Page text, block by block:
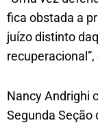
fica obstada a
juízo distinto
Nancy Andrighi
Segunda Seção